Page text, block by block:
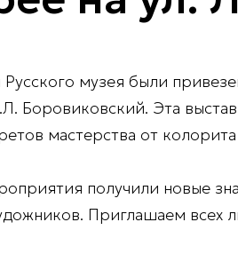
музея были
Боровиковский. Эта
мастерства от
получили новые
Приглашаем всех